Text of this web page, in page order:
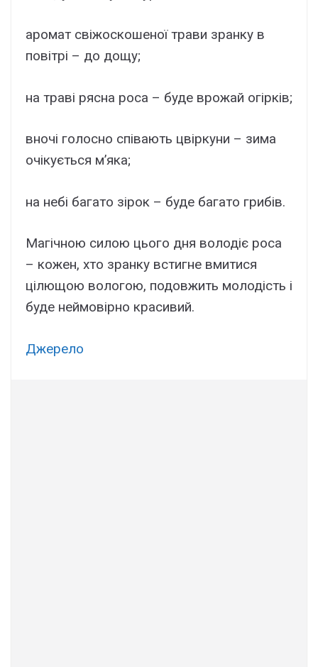
аромат свіжоскошеної трави зранку в
повітрі – до дощу;
на траві рясна роса – буде врожай огірків;
вночі голосно співають цвіркуни – зима
очікується м’яка;
на небі багато зірок – буде багато грибів.
Магічною силою цього дня володіє роса
– кожен, хто зранку встигне вмитися
цілющою вологою, подовжить молодість і
буде неймовірно красивий.
Джерело